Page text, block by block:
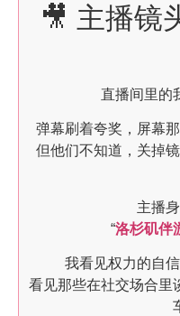
🎥 主播镜
直播间里的
弹幕刷着夸奖，屏幕
但他们不知道，关掉
主播
“洛杉矶伴
我看见权力的自
看见那些在社交场合里